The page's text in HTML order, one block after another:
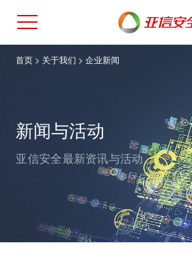
首页 > 关于我们 >企业新闻
新闻与活动
亚信安全最新资讯与活动。